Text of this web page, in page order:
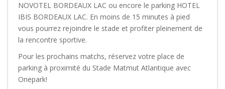
NOVOTEL BORDEAUX LAC ou encore le parking HOTEL
IBIS BORDEAUX LAC. En moins de 15 minutes à pied
vous pourrez rejoindre le stade et profiter pleinement de
la rencontre sportive.
Pour les prochains matchs, réservez votre place de
parking à proximité du Stade Matmut Atlantique avec
Onepark!